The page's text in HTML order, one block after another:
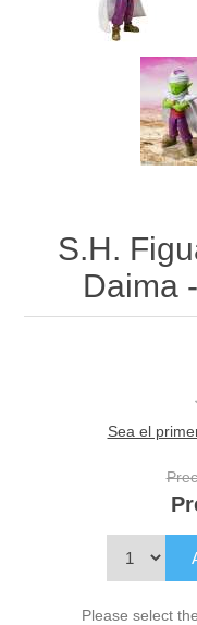
S.H.
Daima
Sea el
Please select